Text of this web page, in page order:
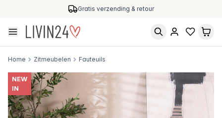
Gratis verzending & retour
Home Zitmeubelen Fauteuils
NEW
IN